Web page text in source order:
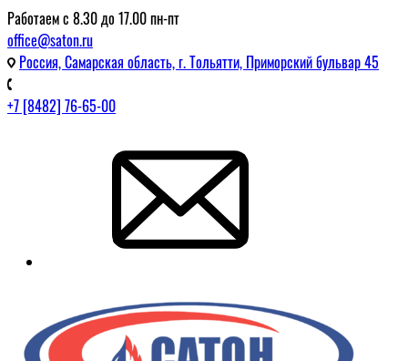
Работаем с 8.30 до 17.00 пн-пт
office@saton.ru
Россия, Самарская область, г. Тольятти, Приморский бульвар 45
+7 [8482] 76-65-00